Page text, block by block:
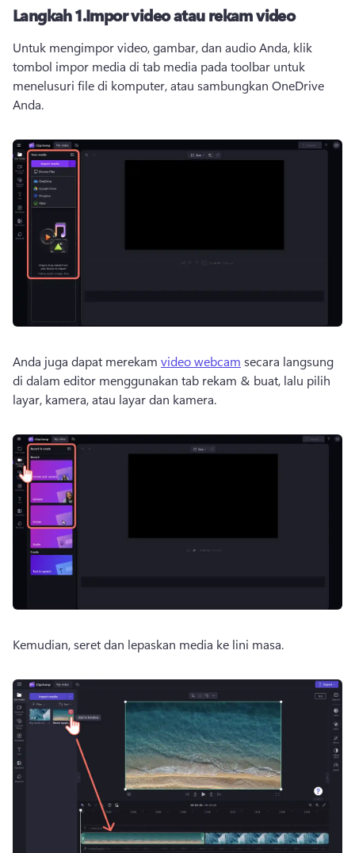
Langkah 1.Impor video atau rekam video
Untuk mengimpor video, gambar, dan audio Anda, klik
tombol impor media di tab media pada toolbar untuk
menelusuri file di komputer, atau sambungkan OneDrive
Anda.
Anda juga dapat merekam video webcam secara langsung
di dalam editor menggunakan tab rekam & buat, lalu pilih
layar, kamera, atau layar dan kamera.
Kemudian, seret dan lepaskan media ke lini masa.